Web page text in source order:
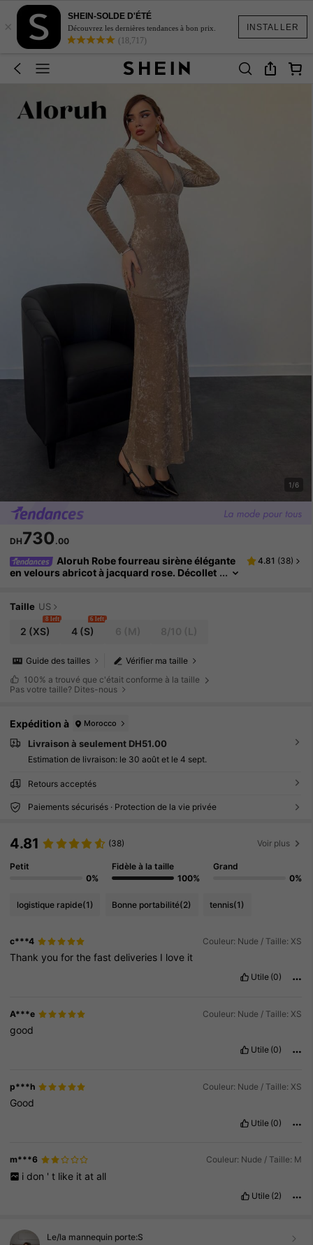
INSTALLER
×
SHEIN-SOLDE D'ÉTÉ
Découvrez les dernières tendances à bon prix.
(18,717)
1/6
DH730.00
Aloruh Robe fourreau sirène élégante
en velours abricot à jacquard rose. Décollet
4.81 (38)
Taille US
2 (XS)
8 left
4(S)
6 left
Vérifier ma taille
Guide des tailles
100% a trouvé que c'était conforme à la taille
Pas votre taille? Dites-nous
Expédition à Morocco
Livraison à seulement DH51.00
Estimation de livraison: le 30 août et le 4 sept.
Retours acceptés
Paiements sécurisés · Protection de la vie privée
4.81 (38) Voir plus
Petit
0%
Fidèle à la taille
100%
Grand
0%
logistique rapide(1) Bonne portabilité(2) tennis(1)
c***4 Couleur: Nude / Taille: XS
Thankyouforthefastdeliveries I love it
Utile (0)
A***e Couleur: Nude / Taille: XS
good
Utile (0)
p***h Couleur: Nude / Taille: XS
Good
Utile (0)
m***6 Couleur: Nude / Taille: M
i don ' t like it at all
Utile (2)
Le/la mannequin porte:S